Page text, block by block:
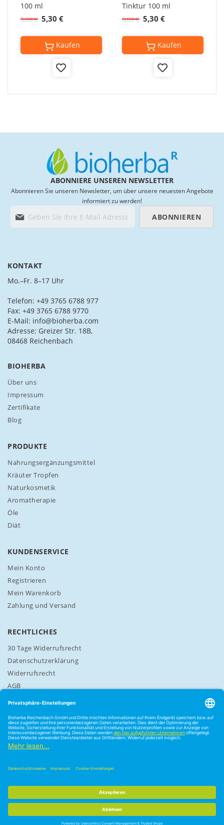
100 ml
5,30 €
5,89 €
Add
Kaufen
Tinktur 100 ml
5,30 €
5,89 €
Add
Kaufen
ABONNIERE UNSEREN NEWSLETTER
Abonnieren Sie unseren Newsletter, um über unsere neuesten Angebote
informiert zu werden!
l
S
i
s
i
c
h
f
u
n
r
e
e
w
s
e
t
t
e
n
ABONNIEREN
KONTAKT
Mo.–Fr. 8–17 Uhr
Telefon: +49 3765 6788 977
Fax: +49 3765 6788 9770
E-Mail: info@bioherba.com
Adresse: Greizer Str. 18B,
08468 Reichenbach
BIOHERBA
Über uns
Impressum
Zertifikate
Blog
PRODUKTE
Nahrungsergänzungsmittel
Kräuter Tropfen
Naturkosmetik
Aromatherapie
Öle
Diät
KUNDENSERVICE
Mein Konto
Registrieren
Mein Warenkorb
Zahlung und Versand
RECHTLICHES
30 Tage Widerrufsrecht
Datenschutzerklärung
Widerrufsrecht
AGB